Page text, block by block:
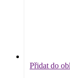
Přidat do